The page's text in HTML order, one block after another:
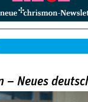
– Neues